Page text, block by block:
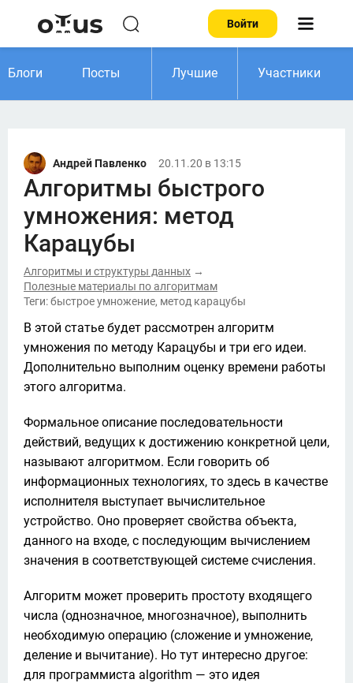
Войти
Блоги Посты Лучшие Участники
Андрей Павленко 20.11.20 в 13:15
Алгоритмы быстрого
умножения: метод
Карацубы
Алгоритмы и структуры данных →
Полезные материалы по алгоритмам
Теги: быстрое умножение, метод карацубы
В этой статье будет рассмотрен алгоритм
умножения по методу Карацубы и три его идеи.
Дополнительно выполним оценку времени работы
этого алгоритма.
Формальное описание последовательности
действий, ведущих к достижению конкретной цели,
называют алгоритмом. Если говорить об
информационных технологиях, то здесь в качестве
исполнителя выступает вычислительное
устройство. Оно проверяет свойства объекта,
данного на входе, с последующим вычислением
значения в соответствующей системе счисления.
Алгоритм может проверить простоту входящего
числа (однозначное, многозначное), выполнить
необходимую операцию (сложение и умножение,
деление и вычитание). Но тут интересно другое:
для программиста algorithm — это идея